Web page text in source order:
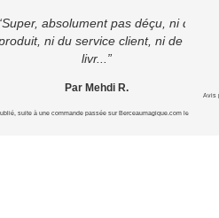
absolument pas déçu, ni du
ni du service client, ni de la
livr...”
Par Mehdi R.
suite à une commande passée sur Berceaumagique.com le 24/07/2026
Avis